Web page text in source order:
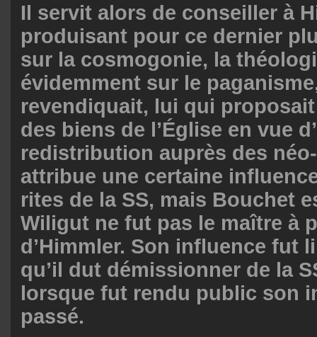
Il servit alors de conseiller à
produisant pour ce dernier
sur la cosmogonie, la
évidemment sur le
revendiquait, lui qui
des biens de l’Église en vue
redistribution auprès des
attribue une certaine
rites de la SS, mais Bouchet
Wiligut ne fut pas le maître à
d’Himmler. Son influence fut
qu’il dut démissionner de la
lorsque fut rendu public son
passé.